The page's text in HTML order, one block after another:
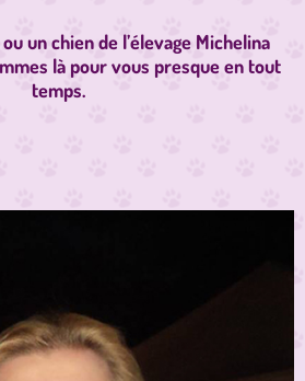
un chien de l’élevage Michelina
là pour vous presque en tout
temps.